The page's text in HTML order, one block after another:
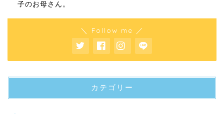
子のお母さん。
＼ Follow me ／
カテゴリー